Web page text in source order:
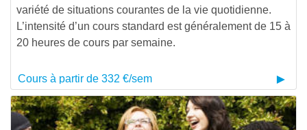
variété de situations courantes de la vie quotidienne.
L’intensité d’un cours standard est généralement de 15 à
20 heures de cours par semaine.
Cours à partir de 332 €/sem